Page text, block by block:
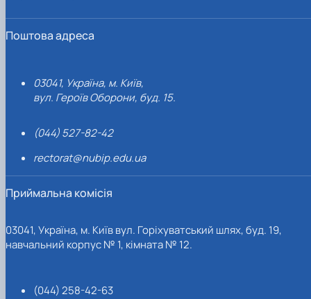
Поштова адреса
03041, Україна, м. Київ,
вул. Героїв Оборони, буд. 15.
(044) 527-82-42
rectorat@nubip.edu.ua
Приймальна комісія
03041, Україна, м. Київ вул. Горіхуватський шлях, буд. 19,
навчальний корпус № 1, кімната № 12.
(044) 258-42-63